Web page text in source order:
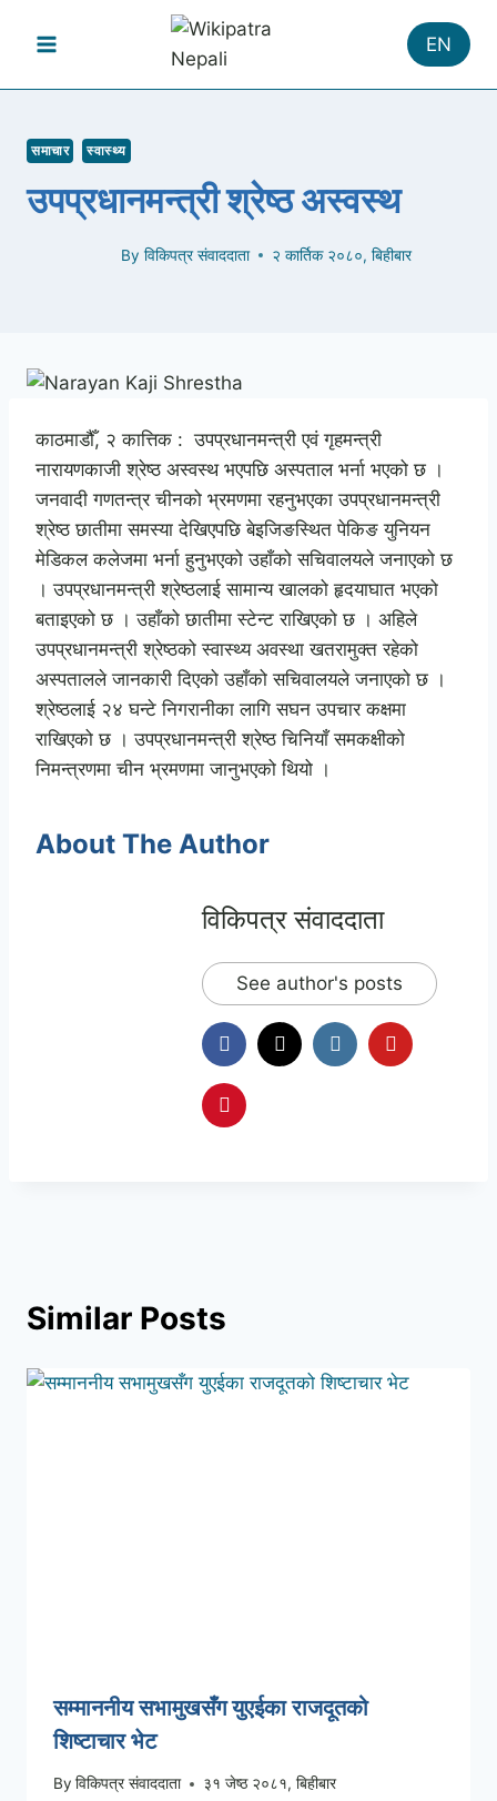
EN
समाचार स्वास्थ्य
उपप्रधानमन्त्री श्रेष्ठ अस्वस्थ
By विकिपत्र संवाददाता २ कार्तिक २०८०, बिहीबार
काठमाडौँ, २ कात्तिक : उपप्रधानमन्त्री एवं गृहमन्त्री
नारायणकाजी श्रेष्ठ अस्वस्थ भएपछि अस्पताल भर्ना भएको छ ।
जनवादी गणतन्त्र चीनको भ्रमणमा रहनुभएका उपप्रधानमन्त्री
श्रेष्ठ छातीमा समस्या देखिएपछि बेइजिङस्थित पेकिङ युनियन
मेडिकल कलेजमा भर्ना हुनुभएको उहाँको सचिवालयले जनाएको छ
। उपप्रधानमन्त्री श्रेष्ठलाई सामान्य खालको हृदयाघात भएको
बताइएको छ । उहाँको छातीमा स्टेन्ट राखिएको छ । अहिले
उपप्रधानमन्त्री श्रेष्ठको स्वास्थ्य अवस्था खतरामुक्त रहेको
अस्पतालले जानकारी दिएको उहाँको सचिवालयले जनाएको छ ।
श्रेष्ठलाई २४ घन्टे निगरानीका लागि सघन उपचार कक्षमा
राखिएको छ । उपप्रधानमन्त्री श्रेष्ठ चिनियाँ समकक्षीको
निमन्त्रणमा चीन भ्रमणमा जानुभएको थियो ।
About The Author
विकिपत्र संवाददाता
See author's posts
Similar Posts
सम्माननीय सभामुखसँग युएईका राजदूतको
शिष्टाचार भेट
By विकिपत्र संवाददाता ३१ जेष्ठ २०८१, बिहीबार